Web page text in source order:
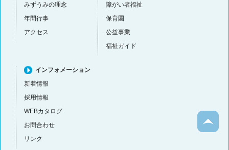
みずうみの理念
年間行事
アクセス
障がい者福祉
保育園
公益事業
福祉ガイド
インフォメーション
新着情報
採用情報
WEBカタログ
お問合わせ
リンク